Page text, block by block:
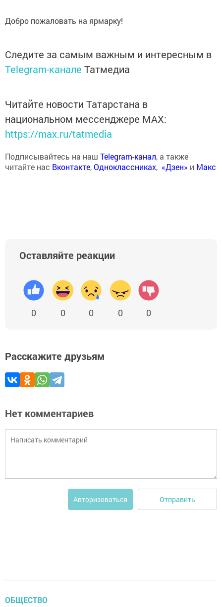
Добро пожаловать на ярмарку!
Следите за самым важным и интересным в
Telegram-канале Татмедиа
Читайте новости Татарстана в
национальном мессенджере MАХ:
https://max.ru/tatmedia
Подписывайтесь на наш Telegram-канал, а также
читайте нас Вконтакте,Одноклассниках, «Дзен» и Макс
Оставляйте реакции
0 0 0 0 0
Расскажите друзьям
Нет комментариев
Авторизоваться Отправить
ОБЩЕСТВО